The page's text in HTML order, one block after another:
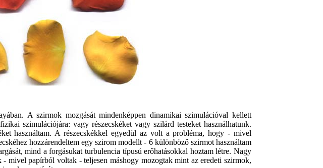
A szirmok mozgását mindenképpen dinamikai szimulációval kellett
szimulációjára: vagy részecskéket vagy szilárd testeket használhatunk.
használtam. A részecskékkel egyedül az volt a probléma, hogy - mivel
hozzárendeltem egy szirom modellt - 6 különböző szirmot használtam
mind a forgásukat turbulencia típusú erőhatásokkal hoztam létre. Nagy
mivel papírból voltak - teljesen máshogy mozogtak mint az eredeti szirmok,